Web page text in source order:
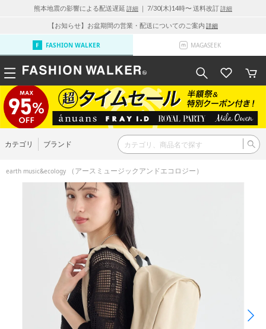
熊本地震の影響による配送遅延 詳細 ｜ 7/30(木)14時〜 送料改訂詳細
【お知らせ】お盆期間の営業・配送についてのご案内 詳細
FASHION WALKER MAGASEEK
カテゴリ ブランド
earth music&ecology （アースミュージックアンドエコロジー）